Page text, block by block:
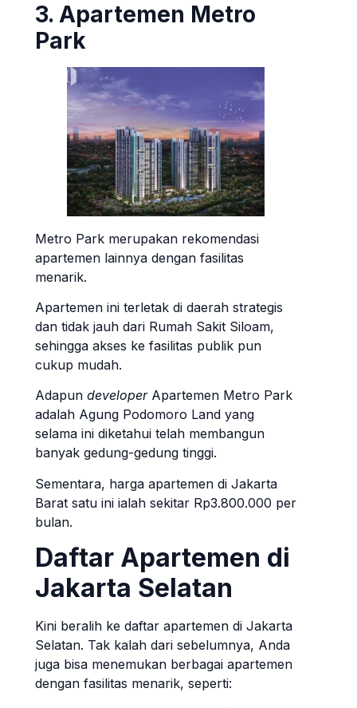
3. Apartemen Metro
Park
Metro Park merupakan rekomendasi
apartemen lainnya dengan fasilitas
menarik.
Apartemen ini terletak di daerah strategis
dan tidak jauh dari Rumah Sakit Siloam,
sehingga akses ke fasilitas publik pun
cukup mudah.
Adapun developer Apartemen Metro Park
adalah Agung Podomoro Land yang
selama ini diketahui telah membangun
banyak gedung-gedung tinggi.
Sementara, harga apartemen di Jakarta
Barat satu ini ialah sekitar Rp3.800.000 per
bulan.
Daftar Apartemen di
Jakarta Selatan
Kini beralih ke daftar apartemen di Jakarta
Selatan. Tak kalah dari sebelumnya, Anda
juga bisa menemukan berbagai apartemen
dengan fasilitas menarik, seperti: